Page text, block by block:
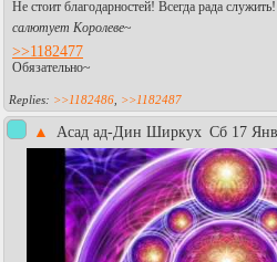
Не стоит благодарностей! Всегда рада служить!
салютует Королеве~
>>1182477
Обязательно~
>>1182486 >>1182487
▲ Асад ад-Дин Ширкух Сб 17